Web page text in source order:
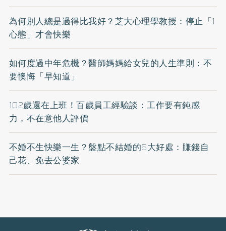
為何別人總是過得比我好？芝大心理學教授：停止「1
心態」才會快樂
如何度過中年危機？醫師媽媽給女兒的人生準則：不
要懊悔「早知道」
102歲還在上班！百歲員工經驗談：工作要有鈍感
力，不在意他人評價
不婚不生快樂一生？盤點不結婚的6大好處：賺錢自
己花、免去公婆家